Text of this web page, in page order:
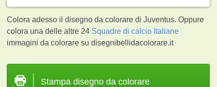
Colora adesso il disegno da colorare di Juventus. Oppure
colora una delle altre 24 Squadre di calcio Italiane
immagini da colorare su disegnibellidacolorare.it
Stampa disegno da colorare